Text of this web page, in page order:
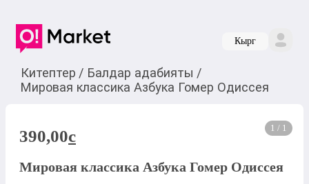
Кырг
Китептер / Балдар адабияты /
Мировая классика Азбука Гомер Одиссея
1 / 1
390,00c
Мировая классика Азбука Гомер Одиссея